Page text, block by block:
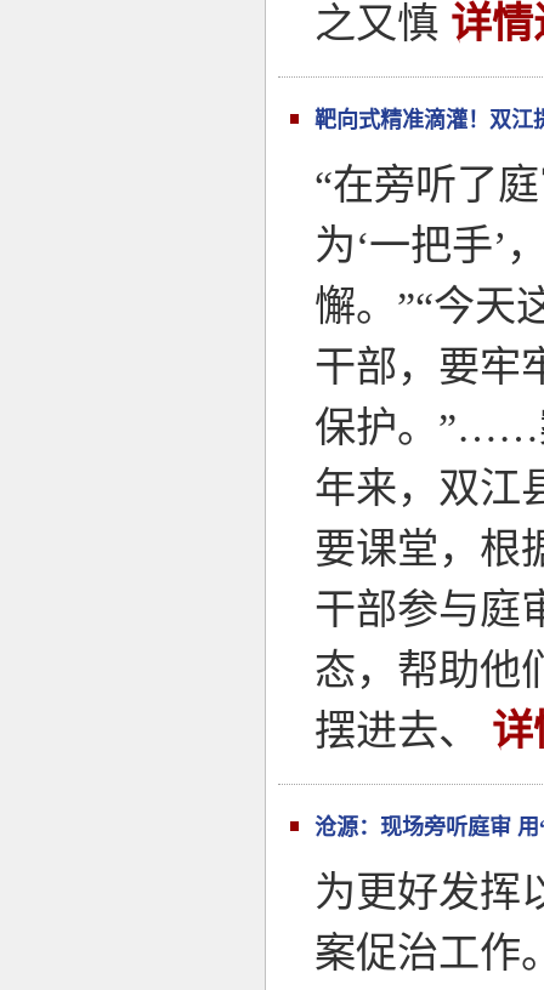
之又慎 详情
靶向式精准滴灌！双江
“在旁听了
为‘一把手’
懈。”“今天
干部，要牢
保护。”……
年来，双江
要课堂，根
干部参与庭
态，帮助他
摆进去、
详
沧源：现场旁听庭审
为更好发挥
案促治工作